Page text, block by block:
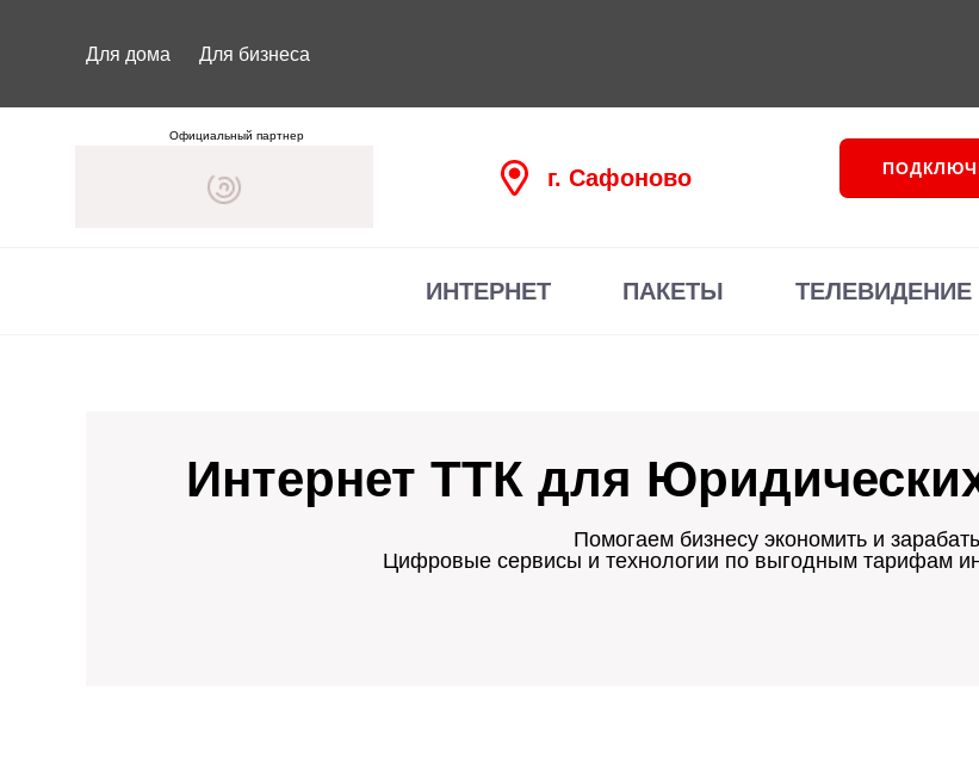
Для дома Для бизнеса
Официальный партнер
г. Сафоново
ИНТЕРНЕТ ПАКЕТЫ ТЕЛЕВИДЕНИЕ
Интернет ТТК для
Помогаем бизнесу экономить и
Цифровые сервисы и технологии по выгодным тарифам